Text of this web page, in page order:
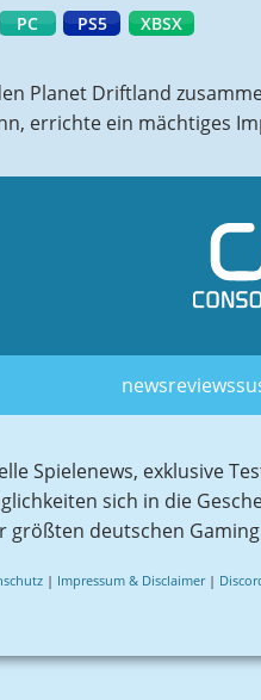
PC PS5 XBSX
Planet Driftland
errichte ein mächtiges
newsreviews
Spielenews, exklusive
sich in die
größten deutschen
| Impressum & Disclaimer|